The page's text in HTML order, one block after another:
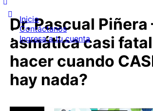
Inicio
Contáctanos
Ingresa a tu cuenta
Dr. Pascual Piñera
asmática casi
hacer cuando
hay nada?